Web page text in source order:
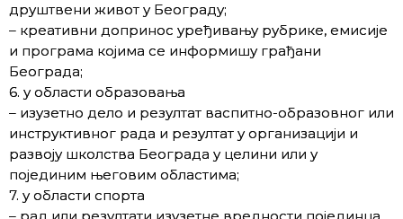
друштвени живот у Београду;
– креативни допринос уређивању рубрике, емисије
и програма којима се информишу грађани
Београда;
6. у области образовања
– изузетно дело и резултат васпитно-образовног или
инструктивног рада и резултат у организацији и
развоју школства Београда у целини или у
појединим његовим областима;
7. у области спорта